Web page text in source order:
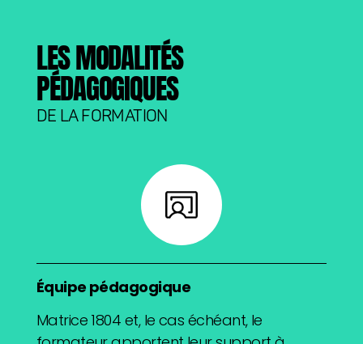
LES MODALITÉS
PÉDAGOGIQUES
DE LA FORMATION
Équipe pédagogique
Matrice 1804 et, le cas échéant, le